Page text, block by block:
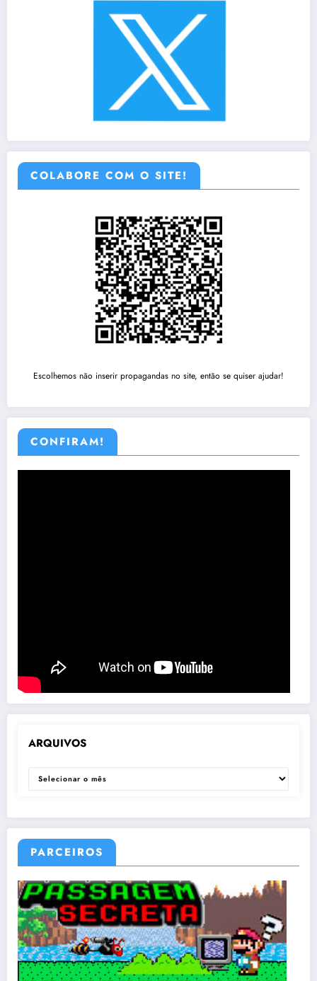
COLABORE COM O SITE!
Escolhemos não inserir propagandas no site, então se quiser ajudar!
CONFIRAM!
ARQUIVOS
ARQUIVOS
PARCEIROS